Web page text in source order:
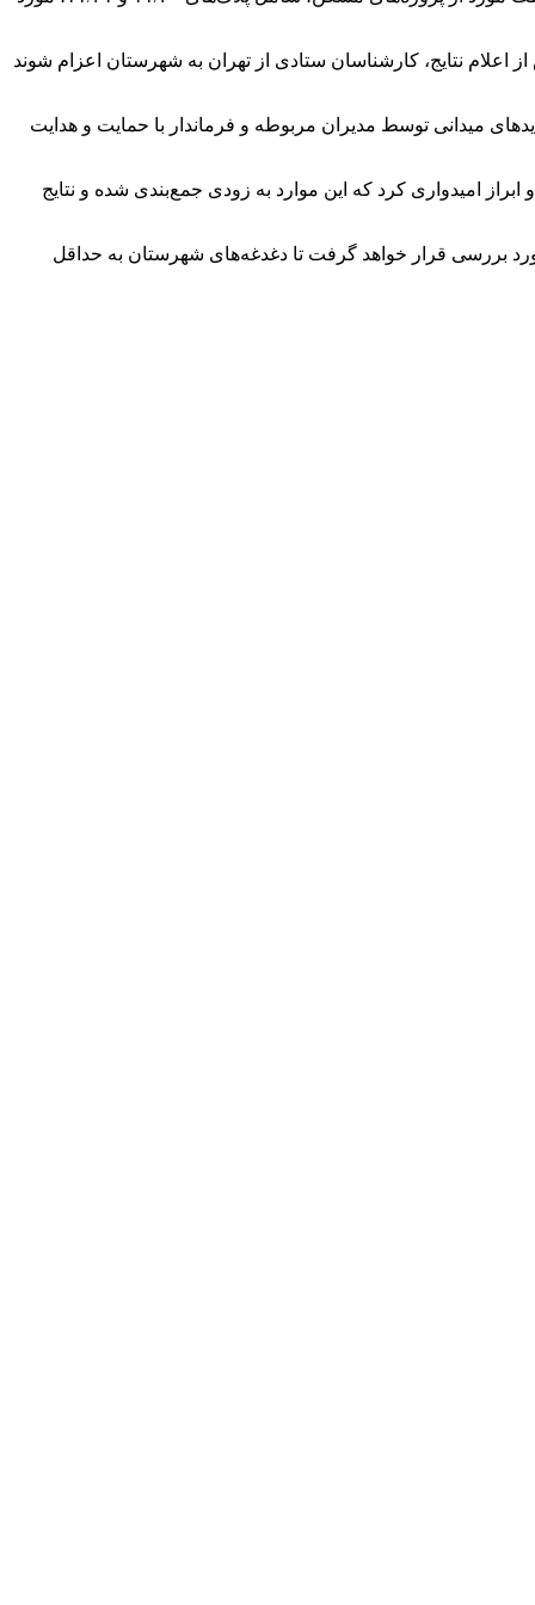
نتایج، کارشناسان ستادی از تهران به شهرستان اعزام شوند
میدانی توسط مدیران مربوطه و فرماندار با حمایت و هدایت
امیدواری کرد که این موارد به زودی جمع‌بندی شده و نتایج
بررسی قرار خواهد گرفت تا دغدغه‌های شهرستان به حداقل